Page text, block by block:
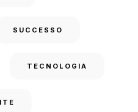
SUCCESSO
TECNOLOGIA